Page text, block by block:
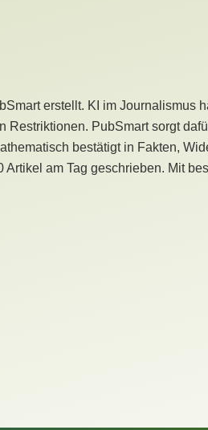
erstellt. KI im Journalismus
PubSmart sorgt
bestätigt in Fakten,
am Tag geschrieben. Mit